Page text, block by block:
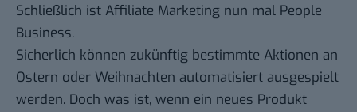
Schließlich ist Affiliate Marketing nun mal People
Business.
Sicherlich können zukünftig bestimmte Aktionen an
Ostern oder Weihnachten automatisiert ausgespielt
werden. Doch was ist, wenn ein neues Produkt